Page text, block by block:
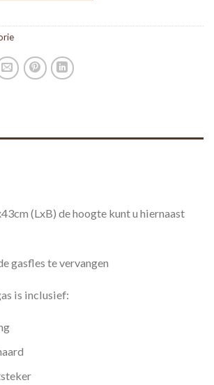
(LxB) de hoogte kunt u hiernaast
gasfles te vervangen
is inclusief: